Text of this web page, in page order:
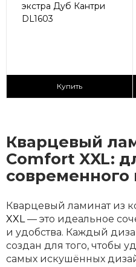
экстра Дуб Кантри
DL1603
2
Купить
Кварцевый
Comfort XXL:
современного
Кварцевый ламинат из
XXL— это идеальное
и удобства. Каждый
создан для того, чтобы
самых искушённых